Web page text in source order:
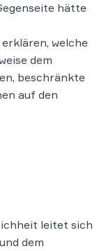
hätte
welche
dem
beschränkte
auf den
leitet sich
dem